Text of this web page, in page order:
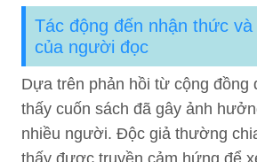
Tác động đến nhận thức và
của người đọc
Dựa trên phản hồi từ cộng đồng
thấy cuốn sách đã gây ảnh
nhiều người. Độc giả thường